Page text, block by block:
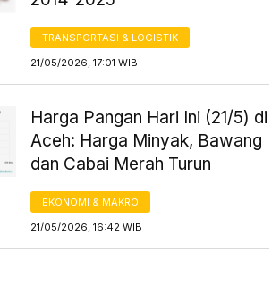
TRANSPORTASI & LOGISTIK
21/05/2026, 17:01 WIB
Harga Pangan Hari Ini (21/5) di
Aceh: Harga Minyak, Bawang
dan Cabai Merah Turun
EKONOMI & MAKRO
21/05/2026, 16:42 WIB